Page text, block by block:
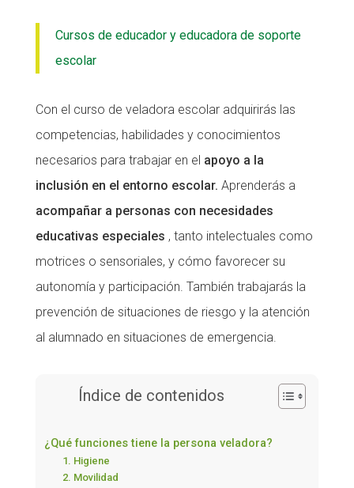
Cursos de educador y educadora de soporte
escolar
Con el curso de veladora escolar adquirirás las
competencias, habilidades y conocimientos
necesarios para trabajar en el apoyo a la
inclusión en el entorno escolar. Aprenderás a
acompañar a personas con necesidades
educativas especiales , tanto intelectuales como
motrices o sensoriales, y cómo favorecer su
autonomía y participación. También trabajarás la
prevención de situaciones de riesgo y la atención
al alumnado en situaciones de emergencia.
Índice de contenidos
¿Qué funciones tiene la persona veladora?
1. Higiene
2. Movilidad
Fes un donatiu
Treballa amb nosaltres
Fes un donatiu
Treballa amb nosaltres